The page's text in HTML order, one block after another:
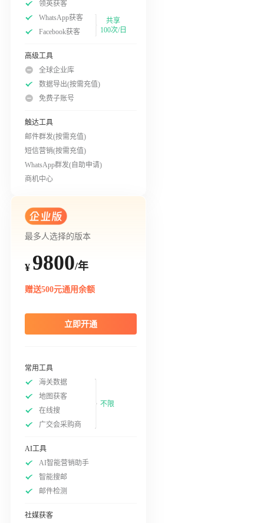
领英获客
WhatsApp获客
Facebook获客
共享
100次/日
高级工具
全球企业库
数据导出(按需充值)
免费子账号
触达工具
邮件群发(按需充值)
短信营销(按需充值)
WhatsApp群发(自助申请)
商机中心
最多人选择的版本
¥ 9800/年
赠送500元通用余额
立即开通
常用工具
海关数据
地图获客
在线搜
广交会采购商
不限
AI工具
AI智能营销助手
智能搜邮
邮件检测
社媒获客